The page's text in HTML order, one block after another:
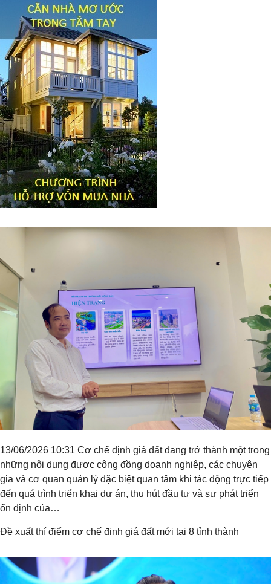
13/06/2026 10:31 Cơ chế định giá đất đang trở thành một trong
những nội dung được cộng đồng doanh nghiệp, các chuyên
gia và cơ quan quản lý đặc biệt quan tâm khi tác động trực tiếp
đến quá trình triển khai dự án, thu hút đầu tư và sự phát triển
ổn định của…
Đề xuất thí điểm cơ chế định giá đất mới tại 8 tỉnh thành